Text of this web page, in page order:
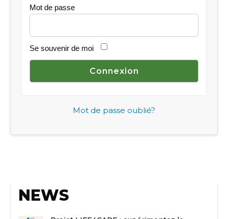
Mot de passe
Se souvenir de moi
Mot de passe oublié?
NEWS